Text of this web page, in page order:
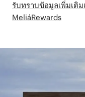
รับทราบข้อมูลเพิ่มเติ
MeliáRewards